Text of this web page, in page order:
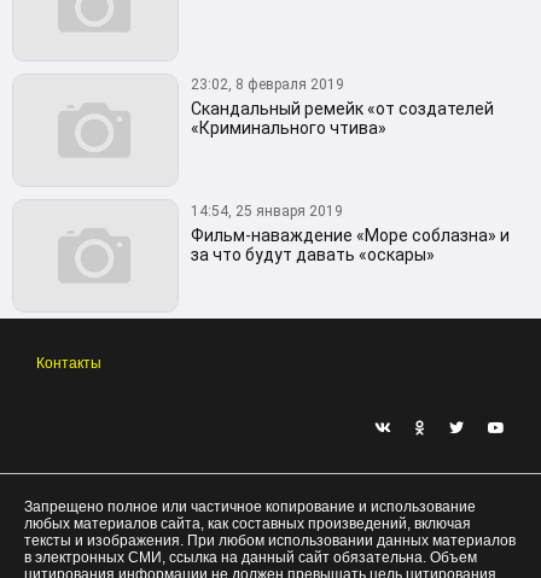
23:02, 8 февраля 2019
Скандальный ремейк «от создателей
«Криминального чтива»
14:54, 25 января 2019
Фильм-наваждение «Море соблазна» и
за что будут давать «оскары»
Контакты
Запрещено полное или частичное копирование и использование
любых материалов сайта, как составных произведений, включая
тексты и изображения. При любом использовании данных материалов
в электронных СМИ, ссылка на данный сайт обязательна. Объем